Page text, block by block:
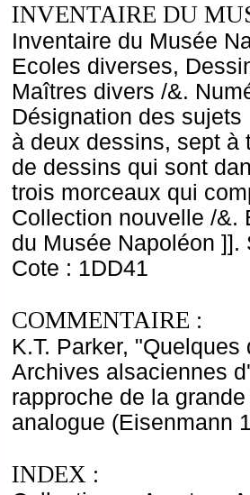
INVENTAIRE DU
Inventaire du Musée
Ecoles diverses,
Maîtres divers /&.
Désignation des
à deux dessins, sept à
de dessins qui sont
trois morceaux qui
Collection nouvelle /&.
du Musée Napoléon
Cote : 1DD41
COMMENTAIRE :
K.T. Parker,
Archives alsaciennes
rapproche de la
analogue (Eisenmann
INDEX :